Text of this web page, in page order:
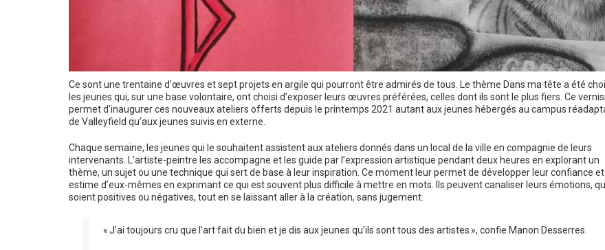
Ce sont une trentaine d’œuvres et sept projets en argile qui pourront être admirés de tous. Le thème Dans ma tête a été
les jeunes qui, sur une base volontaire, ont choisi d’exposer leurs œuvres préférées, celles dont ils sont le plus fiers. Ce
permet d’inaugurer ces nouveaux ateliers offerts depuis le printemps 2021 autant aux jeunes hébergés au campus
de Valleyfield qu’aux jeunes suivis en externe.
Chaque semaine, les jeunes qui le souhaitent assistent aux ateliers donnés dans un local de la ville en compagnie de leurs
intervenants. L’artiste-peintre les accompagne et les guide par l’expression artistique pendant deux heures en explorant un
thème, un sujet ou une technique qui sert de base à leur inspiration. Ce moment leur permet de développer leur confiance
estime d’eux-mêmes en exprimant ce qui est souvent plus difficile à mettre en mots. Ils peuvent canaliser leurs émotions,
soient positives ou négatives, tout en se laissant aller à la création, sans jugement.
« J’ai toujours cru que l’art fait du bien et je dis aux jeunes qu’ils sont tous des artistes », confie Manon Desserres.